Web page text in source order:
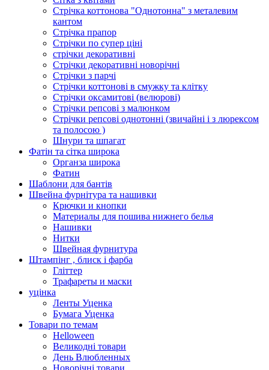
Стрічка коттонова "Однотонна" з металевим
кантом
Стрічка прапор
Стрічки по супер ціні
стрічки декоративні
Стрічки декоративні новорічні
Стрічки з парчі
Стрічки коттонові в смужку та клітку
Стрічки оксамитові (велюрові)
Стрічки репсові з малюнком
Стрічки репсові однотонні (звичайні і з люрексом
та полосою )
Шнури та шпагат
Фатін та сітка широка
Органза широка
Фатин
Шаблони для бантів
Швейна фурнітура та нашивки
Крючки и кнопки
Материалы для пошива нижнего белья
Нашивки
Нитки
Швейная фурнитура
Штампінг , блиск і фарба
Гліттер
Трафареты и маски
уцінка
Ленты Уценка
Бумага Уценка
Товари по темам
Helloween
Великодні товари
День Влюбленных
Новорічні товари